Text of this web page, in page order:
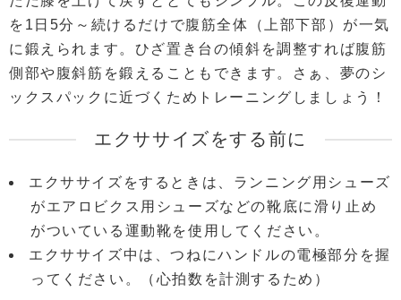
を1日5分～続けるだけで腹筋全体（上部下部）が一気
に鍛えられます。ひざ置き台の傾斜を調整すれば腹筋
側部や腹斜筋を鍛えることもできます。さぁ、夢のシ
ックスパックに近づくためトレーニングしましょう！
エクササイズをする前に
エクササイズをするときは、ランニング用シューズ
がエアロビクス用シューズなどの靴底に滑り止め
がついている運動靴を使用してください。
エクササイズ中は、つねにハンドルの電極部分を握
ってください。（心拍数を計測するため）